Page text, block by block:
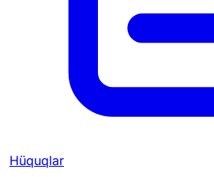
Hüquqlar